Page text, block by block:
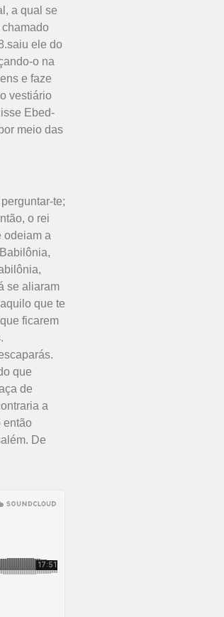
a qual se
ele do
o na
e faze
vestiário
Ebed-
meio das
te;
o rei
odeiam a
se aliaram
que te
ficarem
que
de
a
então
De